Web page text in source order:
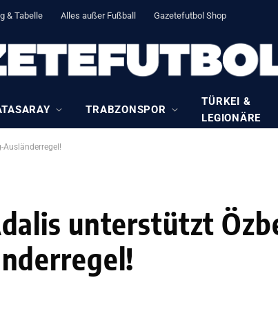
& Tabelle Alles außer Fußball Gazetefutbol Shop
TRABZONSPOR
TÜRKEI &
LEGIONÄRE
Ausländerregel!
unterstützt